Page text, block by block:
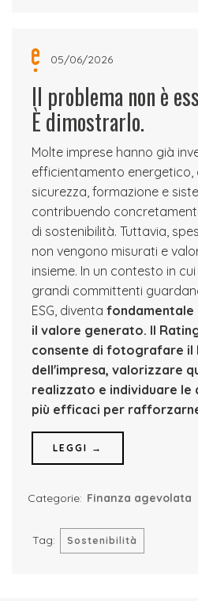
05/06/2026
Il problema non è
È dimostrarlo.
Molte imprese hanno già
efficientamento energetico,
sicurezza, formazione e
contribuendo
di sostenibilità. Tuttavia,
non vengono misurati e
insieme. In un contesto in
grandi committenti
ESG, diventa fondamentale
il valore generato. Il
consente di fotografare il
dell'impresa, valorizzare
realizzato e individuare le
più efficaci per
LEGGI →
Categorie: Finanza agevolata
Tag: Sostenibilità